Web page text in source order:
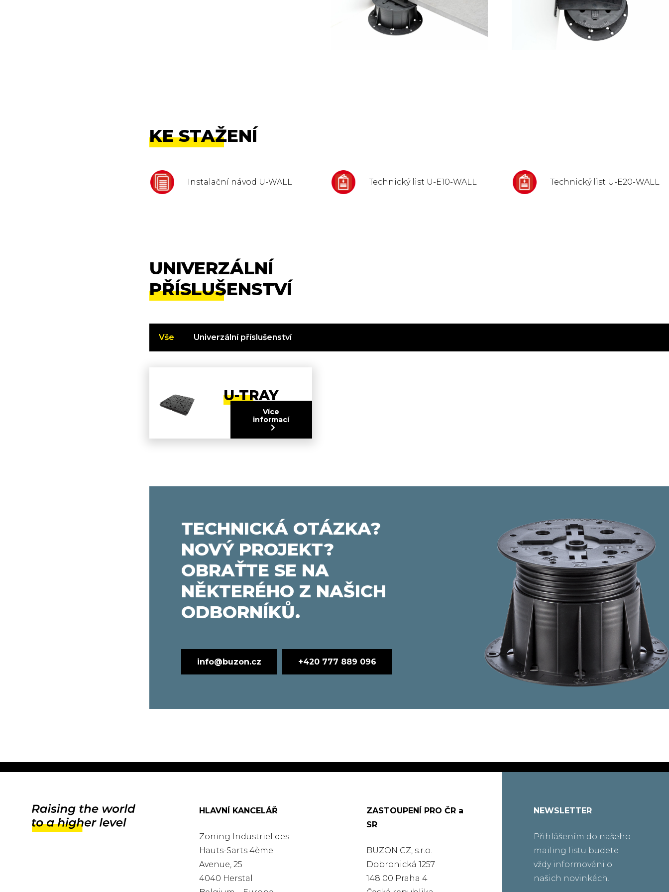
KE STAŽENÍ
Instalační návod U-WALL Technický list U-E10-WALL Technický list U-E20-WALL
UNIVERZÁLNÍ
PŘÍSLUŠENSTVÍ
Vše Univerzální příslušenství
U-TRAY
Více
informací
TECHNICKÁ OTÁZKA?
NOVÝ PROJEKT?
OBRAŤTE SE NA
NĚKTERÉHO Z NAŠICH
ODBORNÍKŮ.
info@buzon.cz +420 777 889 096
HLAVNÍ KANCELÁŘ
Zoning Industriel des
Hauts-Sarts 4ème
Avenue, 25
4040 Herstal
ZASTOUPENÍ PRO ČR a
SR
BUZON CZ, s.r.o.
Dobronická 1257
148 00 Praha 4
NEWSLETTER
Přihlášením do našeho
mailing listu budete
vždy informováni o
našich novinkách.